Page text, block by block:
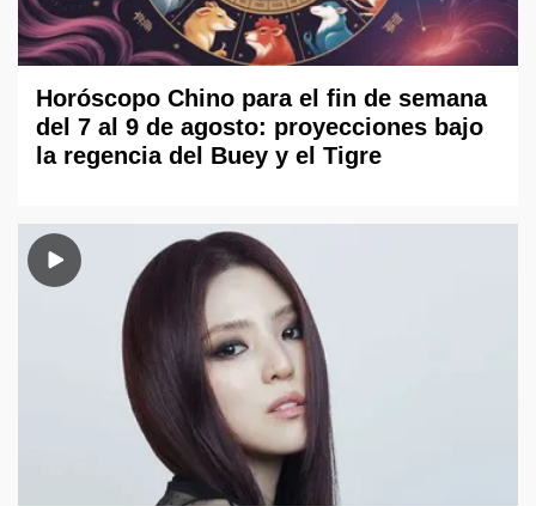
Horóscopo Chino para el fin de semana
del 7 al 9 de agosto: proyecciones bajo
la regencia del Buey y el Tigre